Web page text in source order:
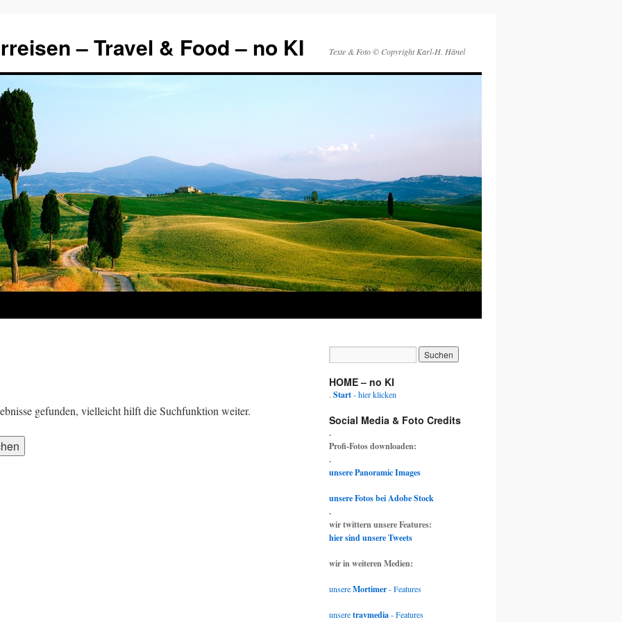
– Travel & Food – no KI Texte & Foto © Copyright Karl-H. Hänel
gefunden, vielleicht hilft die Suchfunktion weiter.
HOME – no KI
. Start- hier klicken
Social Media & Foto Credits
.
Profi-Fotos downloaden:
.
unsere Panoramic Images
unsere Fotos bei Adobe Stock
.
wir twittern unsere Features:
hier sind unsere Tweets
wir in weiteren Medien:
unsereMortimer- Features
unseretravmedia- Features